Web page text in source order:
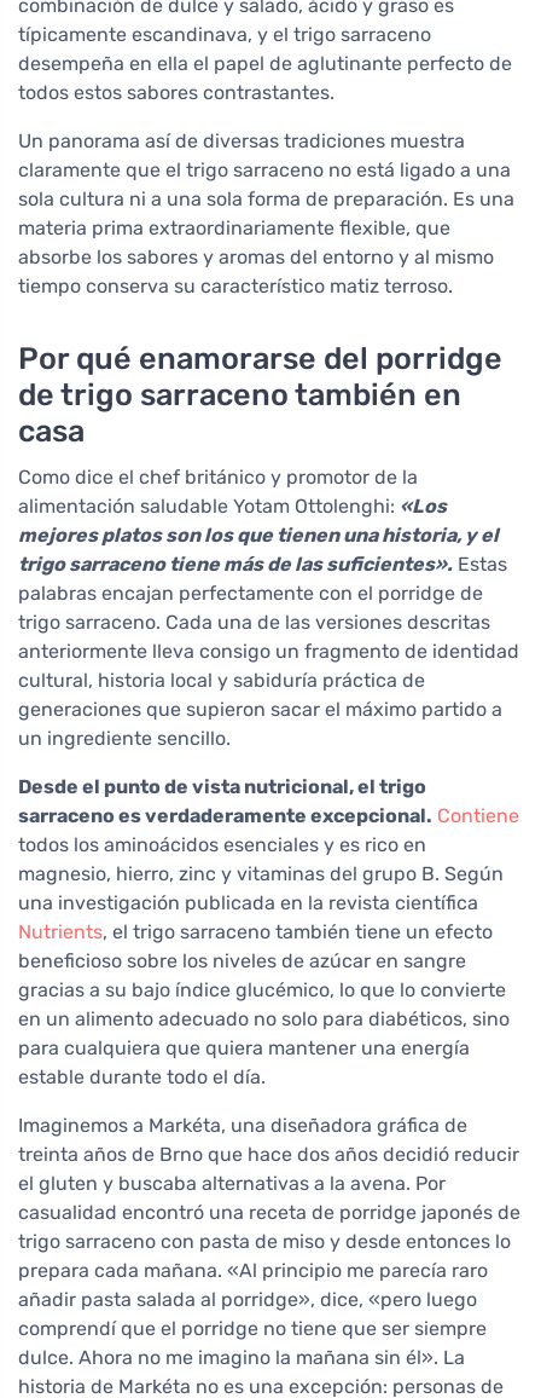
combinación de dulce y salado, ácido y graso es
típicamente escandinava, y el trigo sarraceno
desempeña en ella el papel de aglutinante perfecto de
todos estos sabores contrastantes.
Un panorama así de diversas tradiciones muestra
claramente que el trigo sarraceno no está ligado a una
sola cultura ni a una sola forma de preparación. Es una
materia prima extraordinariamente flexible, que
absorbe los sabores y aromas del entorno y al mismo
tiempo conserva su característico matiz terroso.
Por qué enamorarse del porridge
de trigo sarraceno también en
casa
Como dice el chef británico y promotor de la
alimentación saludable Yotam Ottolenghi: «Los
mejores platos son los que tienen una historia, y el
trigo sarraceno tiene más de las suficientes». Estas
palabras encajan perfectamente con el porridge de
trigo sarraceno. Cada una de las versiones descritas
anteriormente lleva consigo un fragmento de identidad
cultural, historia local y sabiduría práctica de
generaciones que supieron sacar el máximo partido a
un ingrediente sencillo.
Desde el punto de vista nutricional, el trigo
sarraceno es verdaderamente excepcional. Contiene
todos los aminoácidos esenciales y es rico en
magnesio, hierro, zinc y vitaminas del grupo B. Según
una investigación publicada en la revista científica
Nutrients, el trigo sarraceno también tiene un efecto
beneficioso sobre los niveles de azúcar en sangre
gracias a su bajo índice glucémico, lo que lo convierte
en un alimento adecuado no solo para diabéticos, sino
para cualquiera que quiera mantener una energía
estable durante todo el día.
Imaginemos a Markéta, una diseñadora gráfica de
treinta años de Brno que hace dos años decidió reducir
el gluten y buscaba alternativas a la avena. Por
casualidad encontró una receta de porridge japonés de
trigo sarraceno con pasta de miso y desde entonces lo
prepara cada mañana. «Al principio me parecía raro
añadir pasta salada al porridge», dice, «pero luego
comprendí que el porridge no tiene que ser siempre
dulce. Ahora no me imagino la mañana sin él». La
historia de Markéta no es una excepción: personas de